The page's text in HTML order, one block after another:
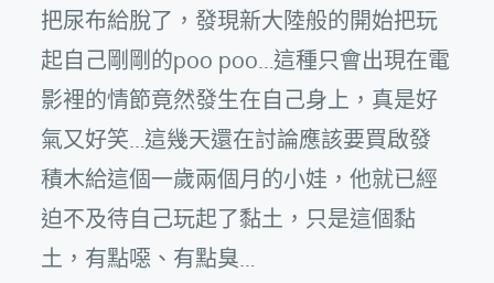
把尿布給脫了，發現新大陸般的開始把玩
起自己剛剛的poo poo…這種只會出現在電
影裡的情節竟然發生在自己身上，真是好
氣又好笑…這幾天還在討論應該要買啟發
積木給這個一歲兩個月的小娃，他就已經
迫不及待自己玩起了黏土，只是這個黏
土，有點噁、有點臭…